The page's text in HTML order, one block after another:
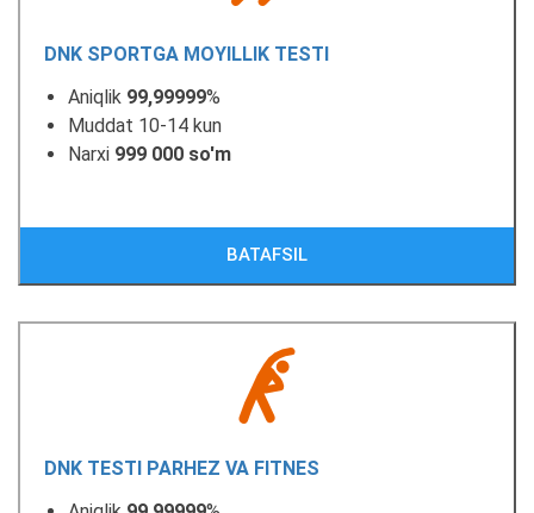
DNK SPORTGA MOYILLIK TESTI
Aniqlik 99,99999%
Muddat 10-14 kun
Narxi 999 000 so'm
BATAFSIL
DNK TESTI PARHEZ VA FITNES